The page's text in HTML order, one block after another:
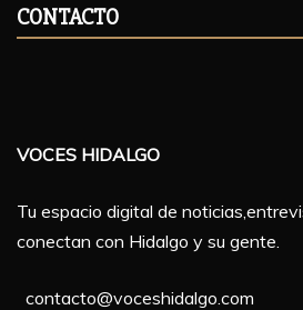
CONTACTO
VOCES HIDALGO
Tu espacio digital de
conectan con Hidalgo y su gente.
contacto@voceshidalgo.com